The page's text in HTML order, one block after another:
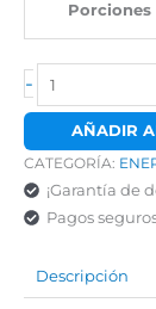
Porciones
-
AÑADIR
CATEGORÍA:
¡Garantía de
Pagos
Descripción